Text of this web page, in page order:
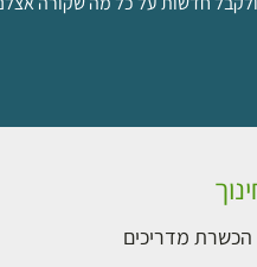
הכשרת מדריכים